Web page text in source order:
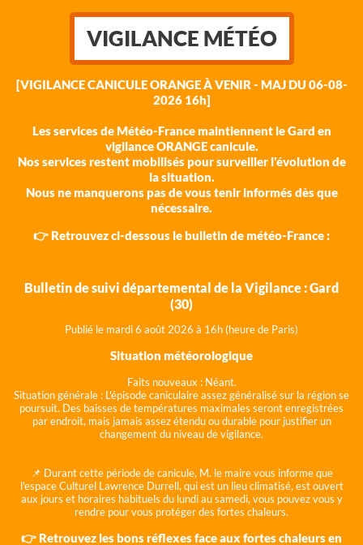
VIGILANCE MÉTÉO
[VIGILANCE CANICULE ORANGE À VENIR - MAJ DU 06-08-
2026 16h]
Les services de Météo-France maintiennent le Gard en
vigilance ORANGE canicule.
Nos services restent mobilisés pour surveiller l'évolution de
la situation.
Nous ne manquerons pas de vous tenir informés dès que
nécessaire.
👉 Retrouvez ci-dessous le bulletin de météo-France :
Bulletin de suivi départemental de la Vigilance : Gard
(30)
Publié le mardi 6 août 2026 à 16h (heure de Paris)
Situation météorologique
Faits nouveaux : Néant.
Situation générale : L'épisode caniculaire assez généralisé sur la région se
poursuit. Des baisses de températures maximales seront enregistrées
par endroit, mais jamais assez étendu ou durable pour justifier un
changement du niveau de vigilance.
📌 Durant cette période de canicule, M. le maire vous informe que
l'espace Culturel Lawrence Durrell, qui est un lieu climatisé, est ouvert
aux jours et horaires habituels du lundi au samedi, vous pouvez vous y
rendre pour vous protéger des fortes chaleurs.
👉 Retrouvez les bons réflexes face aux fortes chaleurs en